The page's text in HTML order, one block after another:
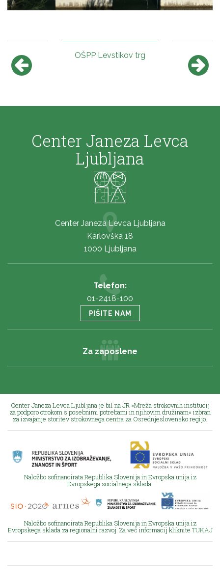
OŠPP Levstikov trg
Center Janeza Levca
Ljubljana
Center Janeza Levca Ljubljana
Karlovška 18
1000 Ljubljana
Telefon:
01-2418-100
PIŠITE NAM
Za zaposlene
Center Janeza Levca Ljubljana je bil na JR »Mreža strokovnih institucij
za podporo otrokom s posebnimi potrebami in njihovim družinam« izbran
za izvajanje storitev strokovnega centra za Osrednjeslovensko regijo.
Naložbo sofinancirata Republika Slovenija in Evropska unija iz
Evropskega socialnega sklada.
Naložbo sofinancirata Republika Slovenija in Evropska unija iz
Evropskega sklada za regionalni razvoj. Za več informacij kliknite TUKAJ